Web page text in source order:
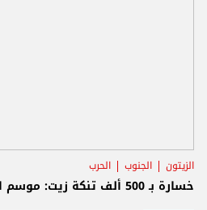
الزيتون الجنوب الحرب
خسارة بـ 500 ألف تنكة زيت: موسم الزيتون جنوباً "على أمه"